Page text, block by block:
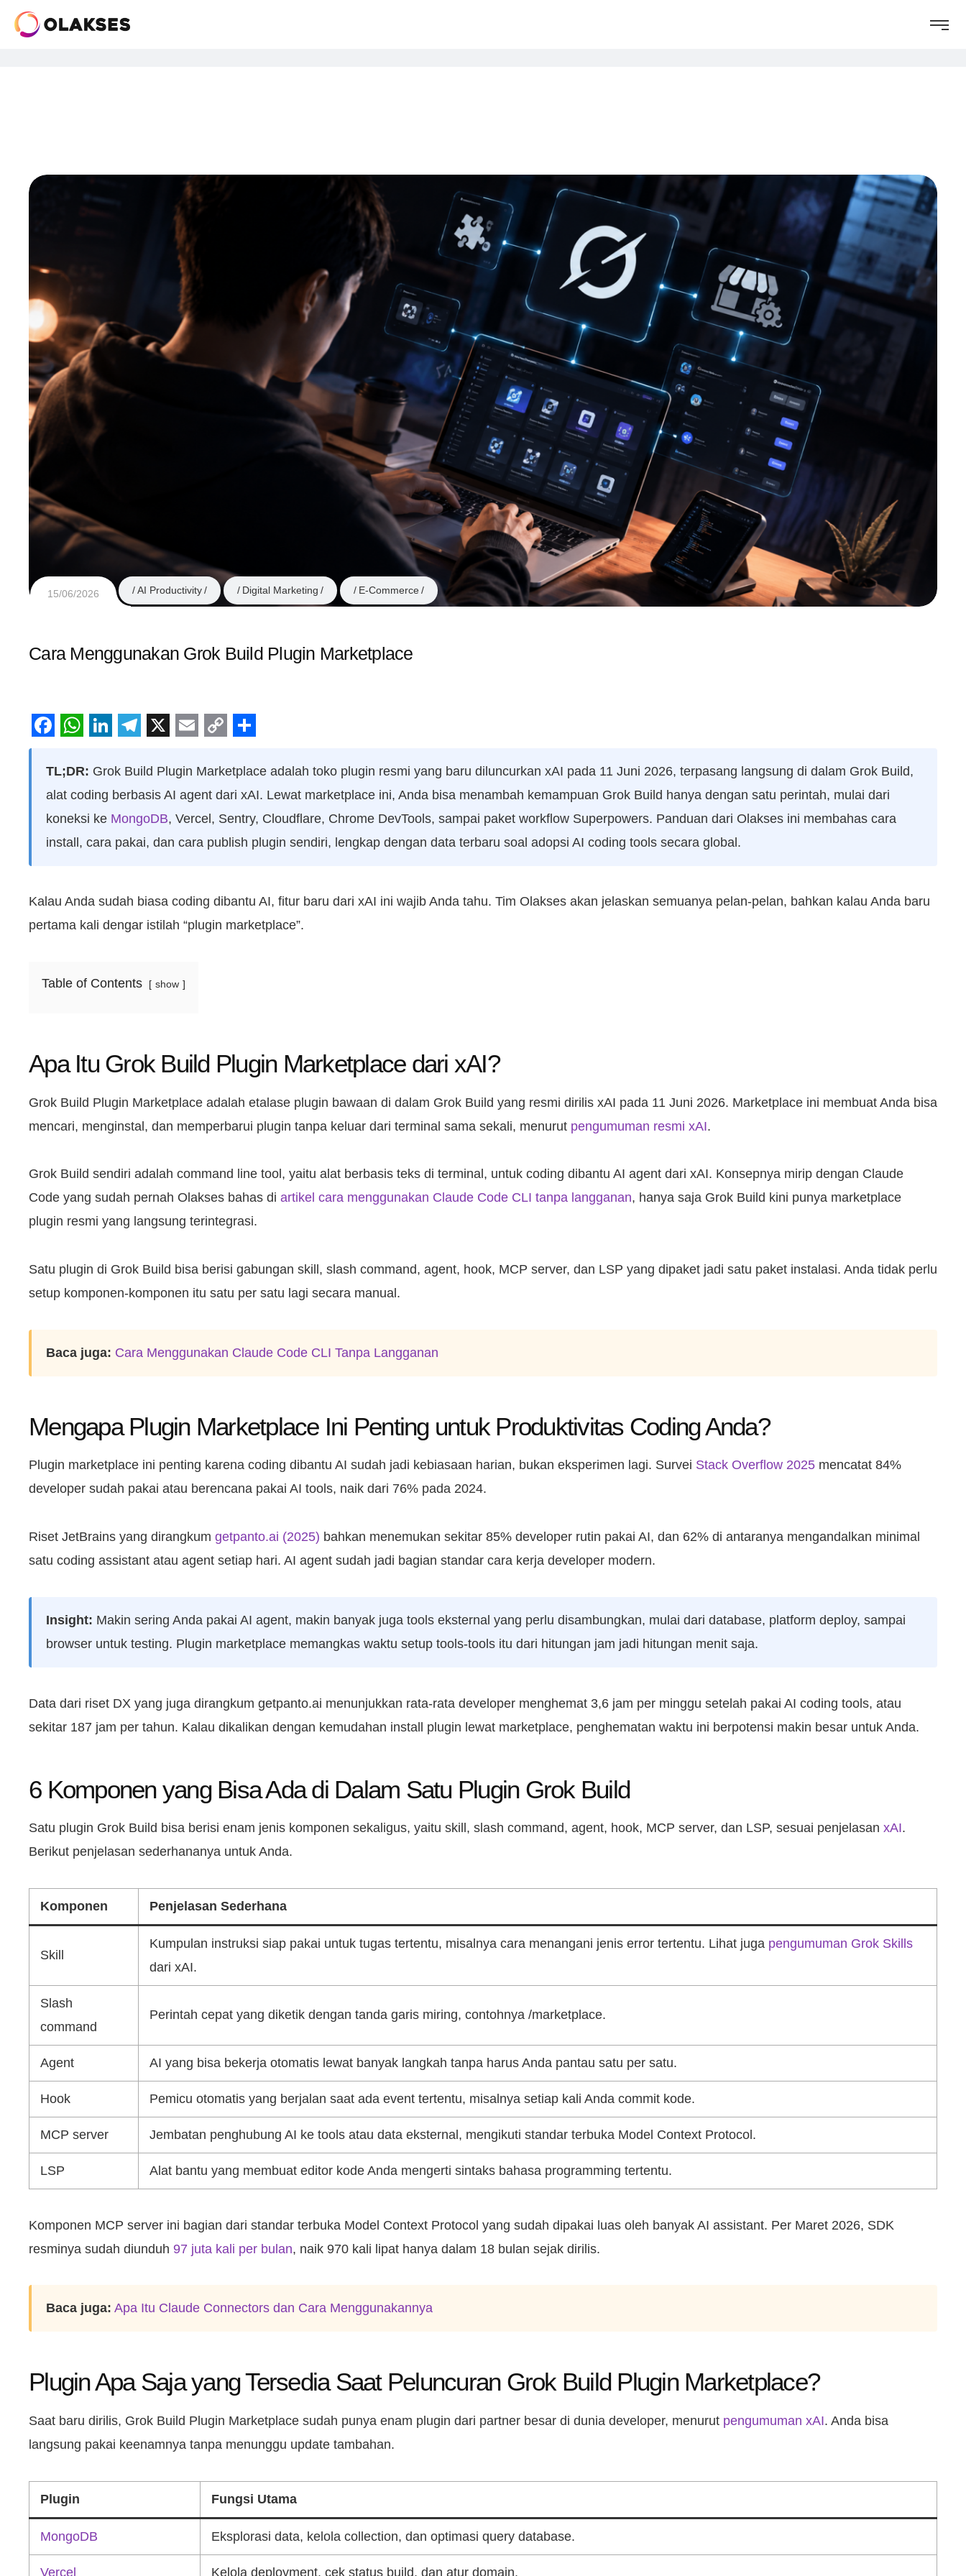
15/06/2026 AI Productivity Digital Marketing E-Commerce
Cara Menggunakan Grok Build Plugin Marketplace
Link
TL;DR: Grok Build Plugin Marketplace adalah toko plugin resmi yang baru diluncurkan xAI pada 11 Juni 2026, terpasang langsung di dalam Grok Build,
alat coding berbasis AI agent dari xAI. Lewat marketplace ini, Anda bisa menambah kemampuan Grok Build hanya dengan satu perintah, mulai dari
koneksi ke MongoDB, Vercel, Sentry, Cloudflare, Chrome DevTools, sampai paket workflow Superpowers. Panduan dari Olakses ini membahas cara
install, cara pakai, dan cara publish plugin sendiri, lengkap dengan data terbaru soal adopsi AI coding tools secara global.
Kalau Anda sudah biasa coding dibantu AI, fitur baru dari xAI ini wajib Anda tahu. Tim Olakses akan jelaskan semuanya pelan-pelan, bahkan kalau Anda baru
pertama kali dengar istilah “plugin marketplace”.
Table of Contents show
Apa Itu Grok Build Plugin Marketplace dari xAI?
Grok Build Plugin Marketplace adalah etalase plugin bawaan di dalam Grok Build yang resmi dirilis xAI pada 11 Juni 2026. Marketplace ini membuat Anda bisa
mencari, menginstal, dan memperbarui plugin tanpa keluar dari terminal sama sekali, menurut pengumuman resmi xAI.
Grok Build sendiri adalah command line tool, yaitu alat berbasis teks di terminal, untuk coding dibantu AI agent dari xAI. Konsepnya mirip dengan Claude
Code yang sudah pernah Olakses bahas di artikel cara menggunakan Claude Code CLI tanpa langganan, hanya saja Grok Build kini punya marketplace
plugin resmi yang langsung terintegrasi.
Satu plugin di Grok Build bisa berisi gabungan skill, slash command, agent, hook, MCP server, dan LSP yang dipaket jadi satu paket instalasi. Anda tidak perlu
setup komponen-komponen itu satu per satu lagi secara manual.
Baca juga: Cara Menggunakan Claude Code CLI Tanpa Langganan
Mengapa Plugin Marketplace Ini Penting untuk Produktivitas Coding Anda?
Plugin marketplace ini penting karena coding dibantu AI sudah jadi kebiasaan harian, bukan eksperimen lagi. Survei Stack Overflow 2025 mencatat 84%
developer sudah pakai atau berencana pakai AI tools, naik dari 76% pada 2024.
Riset JetBrains yang dirangkum getpanto.ai (2025) bahkan menemukan sekitar 85% developer rutin pakai AI, dan 62% di antaranya mengandalkan minimal
satu coding assistant atau agent setiap hari. AI agent sudah jadi bagian standar cara kerja developer modern.
Insight: Makin sering Anda pakai AI agent, makin banyak juga tools eksternal yang perlu disambungkan, mulai dari database, platform deploy, sampai
browser untuk testing. Plugin marketplace memangkas waktu setup tools-tools itu dari hitungan jam jadi hitungan menit saja.
Data dari riset DX yang juga dirangkum getpanto.ai menunjukkan rata-rata developer menghemat 3,6 jam per minggu setelah pakai AI coding tools, atau
sekitar 187 jam per tahun. Kalau dikalikan dengan kemudahan install plugin lewat marketplace, penghematan waktu ini berpotensi makin besar untuk Anda.
6 Komponen yang Bisa Ada di Dalam Satu Plugin Grok Build
Satu plugin Grok Build bisa berisi enam jenis komponen sekaligus, yaitu skill, slash command, agent, hook, MCP server, dan LSP, sesuai penjelasan xAI.
Berikut penjelasan sederhananya untuk Anda.
Komponen Penjelasan Sederhana
Skill
Kumpulan instruksi siap pakai untuk tugas tertentu, misalnya cara menangani jenis error tertentu. Lihat juga pengumuman Grok Skills
dari xAI.
Slash
command
Perintah cepat yang diketik dengan tanda garis miring, contohnya /marketplace.
Agent AI yang bisa bekerja otomatis lewat banyak langkah tanpa harus Anda pantau satu per satu.
Hook Pemicu otomatis yang berjalan saat ada event tertentu, misalnya setiap kali Anda commit kode.
MCP server Jembatan penghubung AI ke tools atau data eksternal, mengikuti standar terbuka Model Context Protocol.
LSP Alat bantu yang membuat editor kode Anda mengerti sintaks bahasa programming tertentu.
Komponen MCP server ini bagian dari standar terbuka Model Context Protocol yang sudah dipakai luas oleh banyak AI assistant. Per Maret 2026, SDK
resminya sudah diunduh 97 juta kali per bulan, naik 970 kali lipat hanya dalam 18 bulan sejak dirilis.
Baca juga: Apa Itu Claude Connectors dan Cara Menggunakannya
Plugin Apa Saja yang Tersedia Saat Peluncuran Grok Build Plugin Marketplace?
Saat baru dirilis, Grok Build Plugin Marketplace sudah punya enam plugin dari partner besar di dunia developer, menurut pengumuman xAI. Anda bisa
langsung pakai keenamnya tanpa menunggu update tambahan.
Plugin Fungsi Utama
MongoDB Eksplorasi data, kelola collection, dan optimasi query database.
Vercel Kelola deployment, cek status build, dan atur domain.